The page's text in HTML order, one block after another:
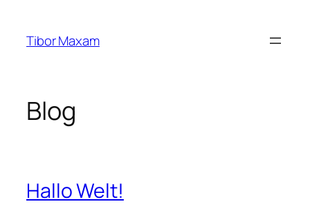
springen
Tibor Maxam
Blog
Hallo Welt!